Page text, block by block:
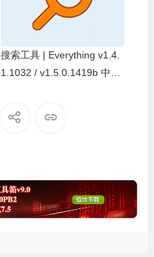
搜索工具 | Everything v1.4.
1.1032 / v1.5.0.1419b 中文